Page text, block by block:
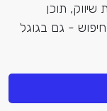
שיווק, תוכן
- גם בגוגל